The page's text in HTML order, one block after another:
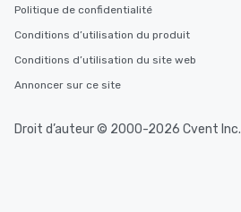
Politique de confidentialité
Conditions d’utilisation du produit
Conditions d’utilisation du site web
Annoncer sur ce site
Droit d’auteur © 2000-2026 Cvent Inc.